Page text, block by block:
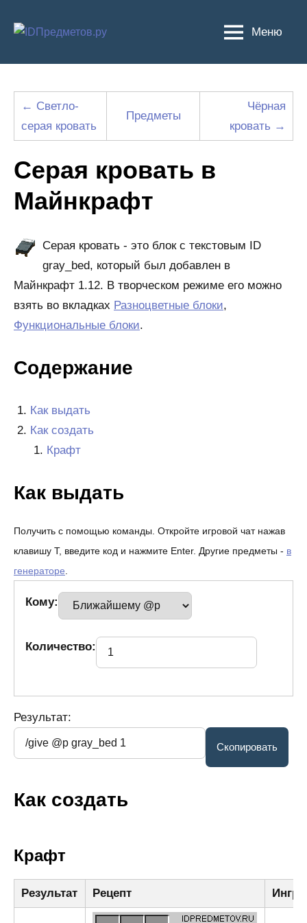
Меню
← Светло-
серая кровать
Предметы
Чёрная
кровать →
Серая кровать в
Майнкрафт
Серая кровать - это блок с текстовым ID
gray_bed, который был добавлен в
Майнкрафт 1.12. В творческом режиме его можно
взять во вкладках Разноцветные блоки,
Функциональные блоки.
Содержание
Как выдать
Как создать
Крафт
Как выдать
Получить с помощью команды. Откройте игровой чат нажав
клавишу T, введите код и нажмите Enter. Другие предметы - в
генераторе.
Кому:
Количество:
Результат:
Как создать
Крафт
Результат Рецепт